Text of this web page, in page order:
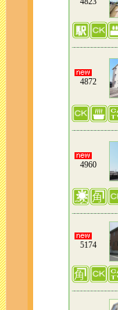
4872
4960
5174